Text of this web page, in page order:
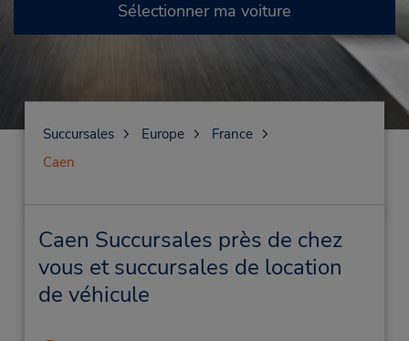
Sélectionner ma voiture
Succursales Europe
France
Caen
Caen Succursales près de chez
vous et succursales de location
de véhicule